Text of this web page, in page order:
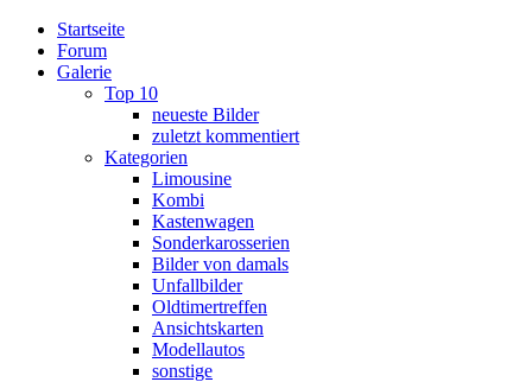
Startseite
Forum
Galerie
Top 10
neueste Bilder
zuletzt kommentiert
Kategorien
Limousine
Kombi
Kastenwagen
Sonderkarosserien
Bilder von damals
Unfallbilder
Oldtimertreffen
Ansichtskarten
Modellautos
sonstige